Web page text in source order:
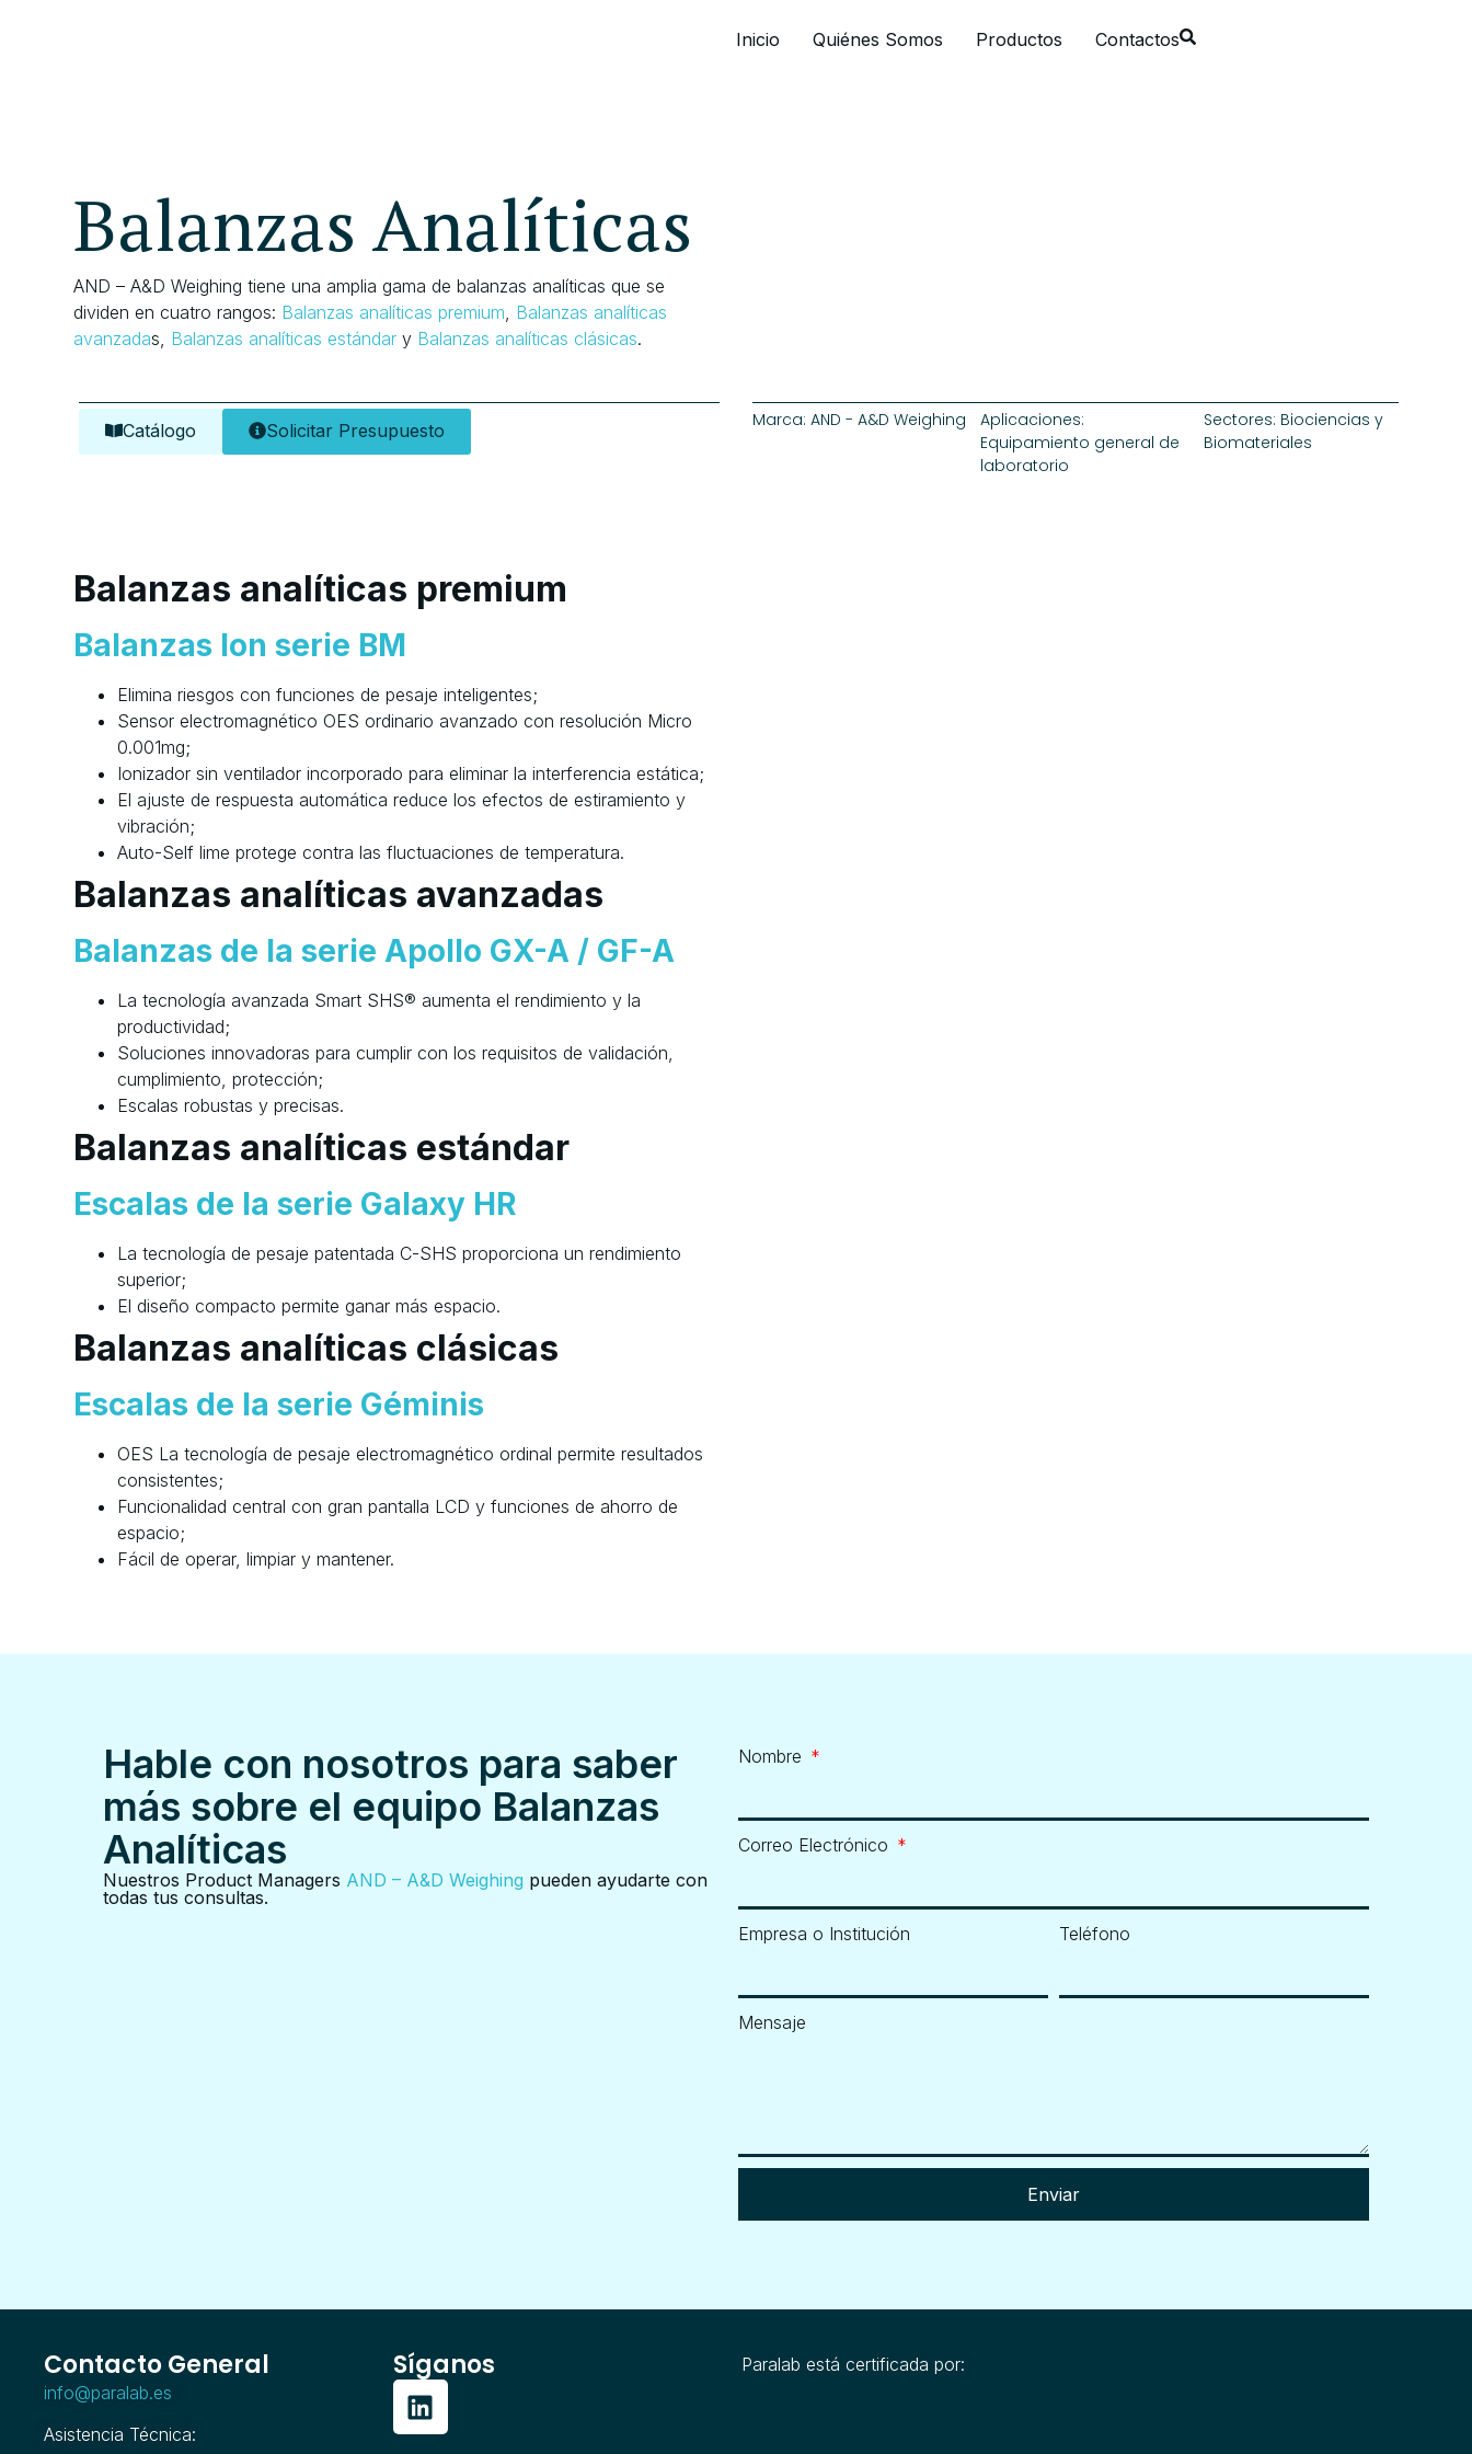
Inicio Quiénes Somos Productos Contactos
Balanzas Analíticas
AND – A&D Weighing tiene una amplia gama de balanzas analíticas que se
dividen en cuatro rangos: Balanzas analíticas premium Balanzas analíticas
avanzadas, Balanzas analíticas estándar y Balanzas analíticas clásicas.
Catálogo Solicitar Presupuesto Marca: AND - A&D Weighing
Aplicaciones:
Equipamiento general de
laboratorio
Sectores: Biociencias y
Biomateriales
Balanzas analíticas premium
Balanzas Ion serie BM
Elimina riesgos con funciones de pesaje inteligentes;
Sensor electromagnético OES ordinario avanzado con resolución Micro
0.001mg;
Ionizador sin ventilador incorporado para eliminar la interferencia estática;
El ajuste de respuesta automática reduce los efectos de estiramiento y
vibración;
Auto-Self lime protege contra las fluctuaciones de temperatura.
Balanzas analíticas avanzadas
Balanzas de la serie Apollo GX-A / GF-A
La tecnología avanzada Smart SHS® aumenta el rendimiento y la
productividad;
Soluciones innovadoras para cumplir con los requisitos de validación,
cumplimiento, protección;
Escalas robustas y precisas.
Balanzas analíticas estándar
Escalas de la serie Galaxy HR
La tecnología de pesaje patentada C-SHS proporciona un rendimiento
superior;
El diseño compacto permite ganar más espacio.
Balanzas analíticas clásicas
Escalas de la serie Géminis
OES La tecnología de pesaje electromagnético ordinal permite resultados
consistentes;
Funcionalidad central con gran pantalla LCD y funciones de ahorro de
espacio;
Fácil de operar, limpiar y mantener.
Hable con nosotros para saber
más sobre el equipo Balanzas
Analíticas
Nuestros Product Managers AND – A&D Weighing pueden ayudarte con
todas tus consultas.
Nombre
Correo Electrónico
Empresa o Institución Teléfono
Mensaje
Enviar
Contacto General
info@paralab.es
Asistencia Técnica:
Síganos Paralab está certificada por: